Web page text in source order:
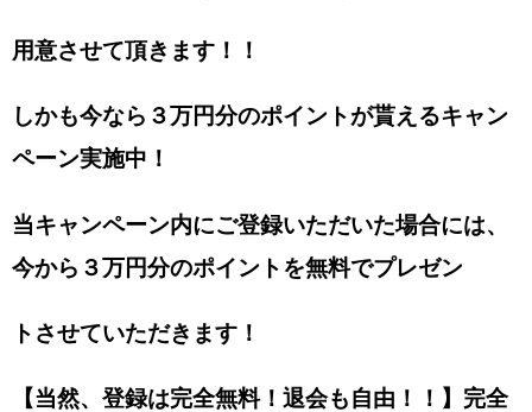
用意させて頂きます！！
しかも今なら３万円分のポイントが貰えるキャン
ペーン実施中！
当キャンペーン内にご登録いただいた場合には、
今から３万円分のポイントを無料でプレゼン
トさせていただきます！
【当然、登録は完全無料！退会も自由！！】完全